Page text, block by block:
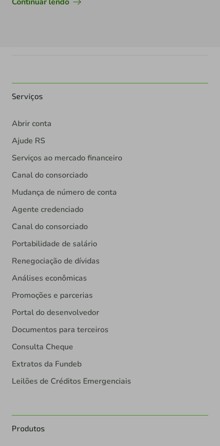
Serviços
Abrir conta
Ajude RS
Serviços ao mercado financeiro
Canal do consorciado
Mudança de número de conta
Agente credenciado
Canal do consorciado
Portabilidade de salário
Renegociação de dívidas
Análises econômicas
Promoções e parcerias
Portal do desenvolvedor
Documentos para terceiros
Consulta Cheque
Extratos da Fundeb
Leilões de Créditos Emergenciais
Produtos